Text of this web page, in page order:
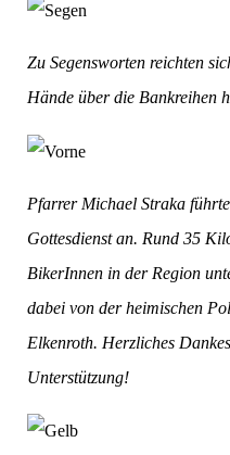
Zu Segensworten reichten
Hände über die Bankreihen
Pfarrer Michael Straka
Gottesdienst an. Rund 35
BikerInnen in der Region
dabei von der heimischen
Elkenroth. Herzliches
Unterstützung!